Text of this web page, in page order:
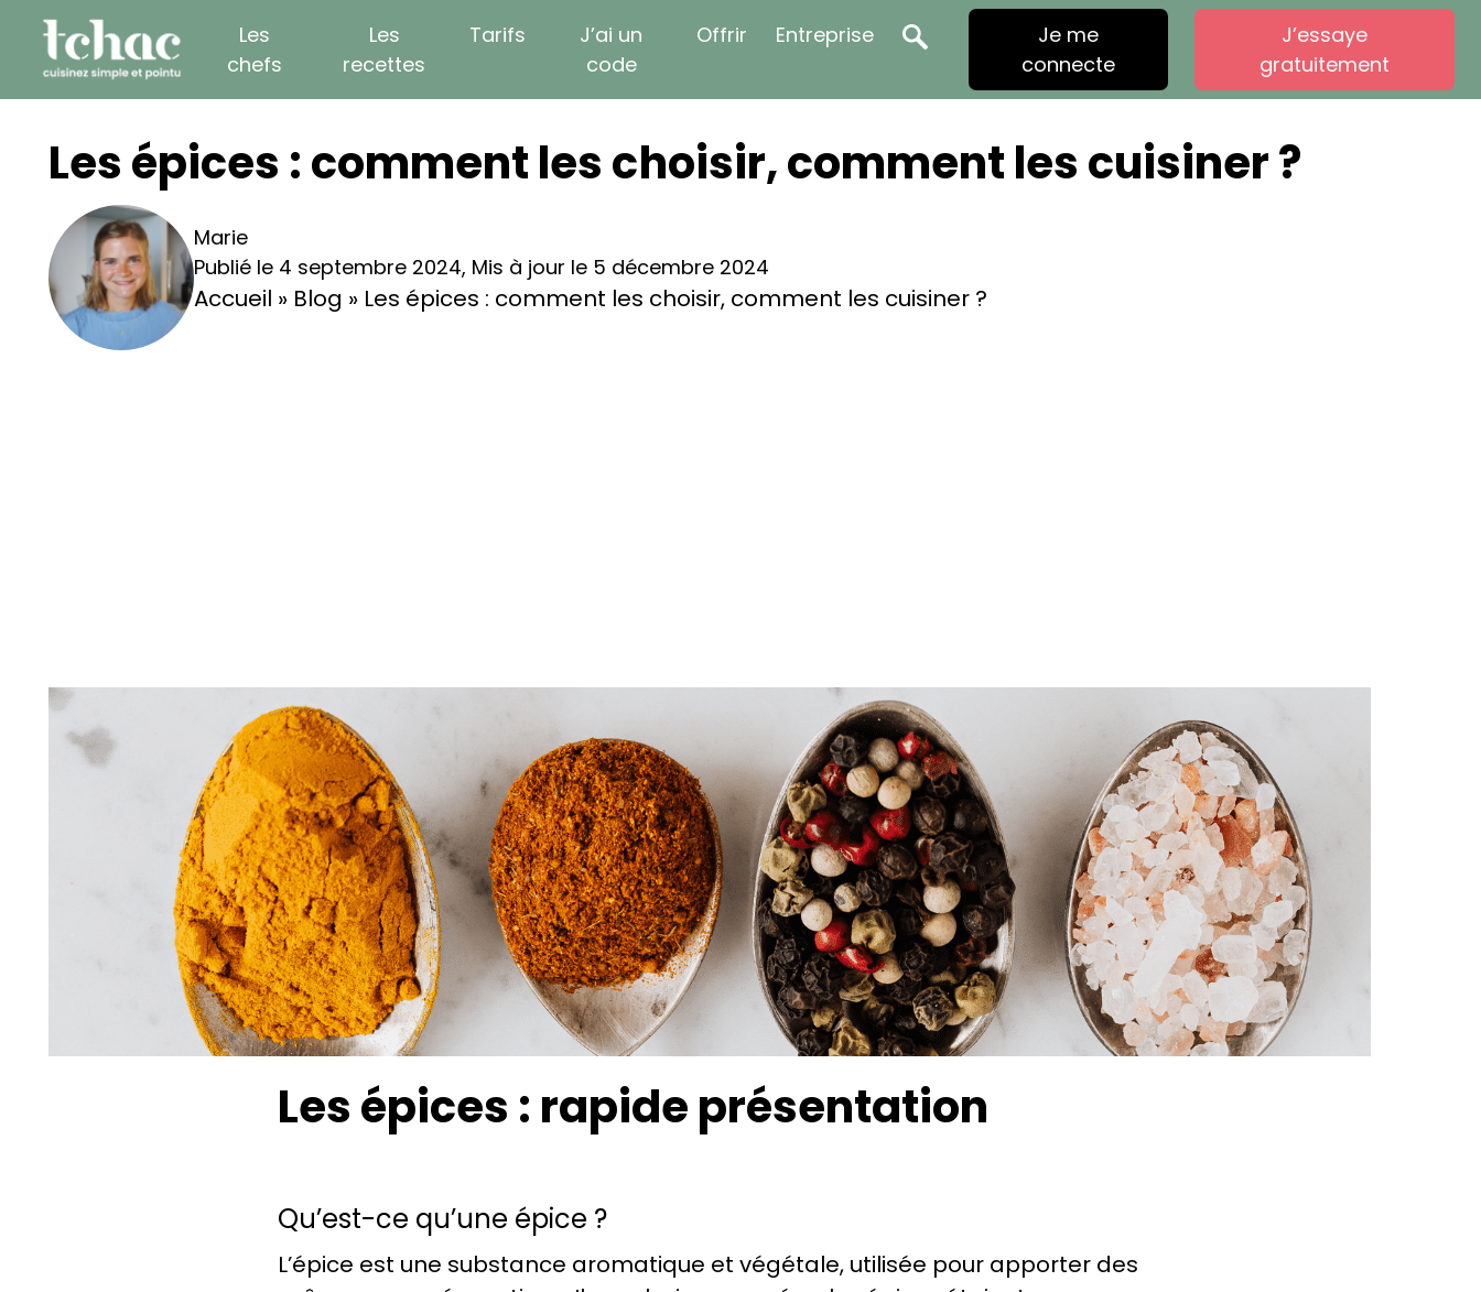
content
Les
chefs
Les
recettes
Tarifs
J’ai un
code
Offrir Entreprise
Je me
connecte
J’essaye
gratuitement
Les épices : comment les choisir, comment les cuisiner ?
Marie
Publié le 4 septembre 2024, Mis à jour le 5 décembre 2024
Accueil » Blog » Les épices : comment les choisir, comment les cuisiner ?
Les épices : rapide présentation
Qu’est-ce qu’une épice ?
L’épice est une substance aromatique et végétale, utilisée pour apporter des